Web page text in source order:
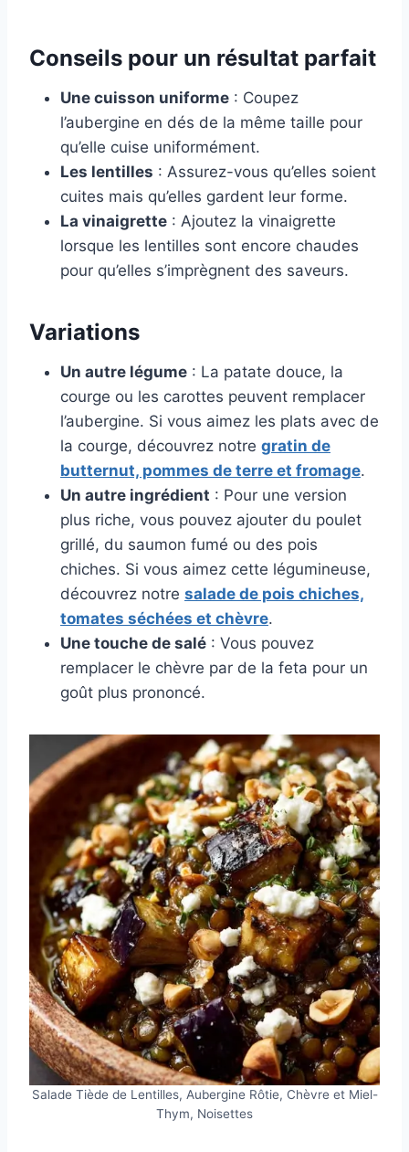
Conseils pour un résultat parfait
Une cuisson uniforme : Coupez
l’aubergine en dés de la même taille pour
qu’elle cuise uniformément.
Les lentilles : Assurez-vous qu’elles soient
cuites mais qu’elles gardent leur forme.
La vinaigrette : Ajoutez la vinaigrette
lorsque les lentilles sont encore chaudes
pour qu’elles s’imprègnent des saveurs.
Variations
Un autre légume : La patate douce, la
courge ou les carottes peuvent remplacer
l’aubergine. Si vous aimez les plats avec de
la courge, découvrez notre gratin de
butternut, pommes de terre et fromage.
Un autre ingrédient : Pour une version
plus riche, vous pouvez ajouter du poulet
grillé, du saumon fumé ou des pois
chiches. Si vous aimez cette légumineuse,
découvrez notre salade de pois chiches,
tomates séchées et chèvre.
Une touche de salé : Vous pouvez
remplacer le chèvre par de la feta pour un
goût plus prononcé.
Salade Tiède de Lentilles, Aubergine Rôtie, Chèvre et Miel-
Thym, Noisettes